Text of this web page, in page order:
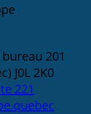
201
J0L 2K0
221